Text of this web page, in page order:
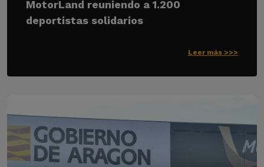
MotorLand reuniendo a 1.200
deportistas solidarios
Leer más >>>